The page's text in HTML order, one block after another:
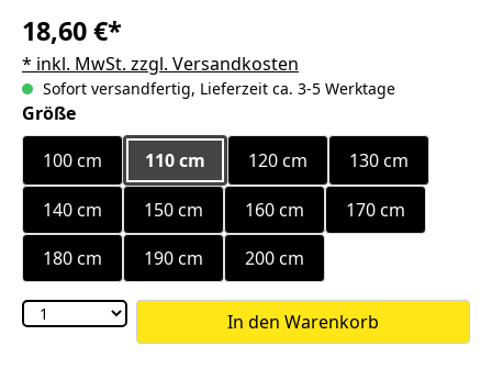
18,60 €*
* inkl. MwSt. zzgl. Versandkosten
Sofort versandfertig, Lieferzeit ca. 3-5 Werktage
Größeauswählen
100 cm
110 cm 120 cm 130 cm
140 cm 150 cm 160 cm
170 cm
180 cm
190 cm 200 cm
In den Warenkorb